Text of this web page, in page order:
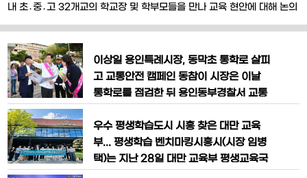
내 초․중․고 32개교의 학교장 및 학부모들을 만나 교육 현안에 대해 논의
는 지난 11월 5일을 시작으로 11월 20일까지 총 5회에 걸쳐 진행되며, 백
경현 구리시장을 비롯해 시 교육담당부서 관계 공무원, 구리시 관내 각 학
교장, 학부모 대표, 운영위원장이상일 용인특례시장, 동막초 통학로 살피
고 교통안전 캠페인 동참이 시장은 이날
통학로를 점검한 뒤 용인동부경찰서 교통
학부모회, 용인동부경찰서 녹색어머니연
합회, 모범운전자회의 회원 등 100여명과
어린이 교통안전 캠페인을 벌였다.이 시장
우수 평생학습도시 시흥 찾은 대만 교육
부... 평생학습 벤치마킹시흥시(시장 임병
택)는 지난 28일 대만 교육부 평생교육국